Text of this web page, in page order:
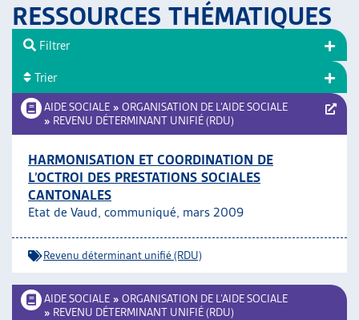
NOS PUBLICATIONS
ARTICLES
VEILLE
RESSOURCES
THÉMATIQUES
AUTRES
ARTIAS
L’ASSOCIATION
PROJETS ET ACTIVITÉS
JOURNÉES D’AUTOMNE
RESSOURCES THÉMATIQUES
AIDE SOCIALE » ORGANISATION DE L’AIDE SOCIALE
» REVENU DÉTERMINANT UNIFIÉ (RDU)
HARMONISATION ET COORDINATION DE
L’OCTROI DES PRESTATIONS SOCIALES
CANTONALES
Etat de Vaud, communiqué, mars 2009
Revenu déterminant unifié (RDU)
AIDE SOCIALE » ORGANISATION DE L’AIDE SOCIALE
» REVENU DÉTERMINANT UNIFIÉ (RDU)
Filtrer
Trier